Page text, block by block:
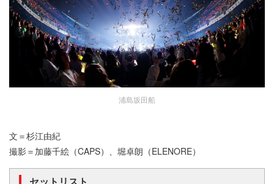
浦島坂田船
文＝杉江由紀
撮影＝加藤千絵（CAPS）、堀卓朗（ELENORE）